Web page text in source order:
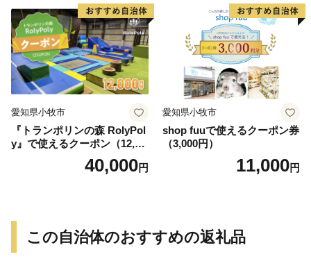
愛知県小牧市
『トランポリンの森 RolyPol
y』で使えるクーポン（12,00
40,000円
愛知県小牧市
shop fuuで使えるクーポン券
（3,000円）
11,000円
この自治体のおすすめの返礼品